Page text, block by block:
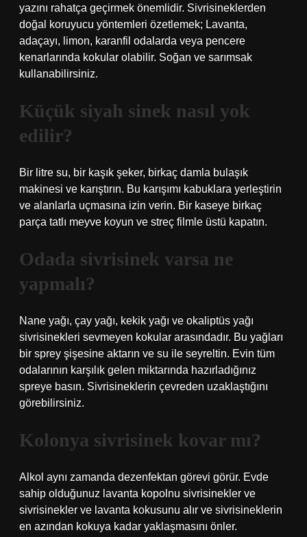
yazını rahatça geçirmek önemlidir. Sivrisineklerden
doğal koruyucu yöntemleri özetlemek; Lavanta,
adaçayı, limon, karanfil odalarda veya pencere
kenarlarında kokular olabilir. Soğan ve sarımsak
kullanabilirsiniz.
Küçük siyah sinek nasıl yok
edilir?
Bir litre su, bir kaşık şeker, birkaç damla bulaşık
makinesi ve karıştırın. Bu karışımı kabuklara yerleştirin
ve alanlarla uçmasına izin verin. Bir kaseye birkaç
parça tatlı meyve koyun ve streç filmle üstü kapatın.
Odada sivrisinek varsa ne
yapmalı?
Nane yağı, çay yağı, kekik yağı ve okaliptüs yağı
sivrisinekleri sevmeyen kokular arasındadır. Bu yağları
bir sprey şişesine aktarın ve su ile seyreltin. Evin tüm
odalarının karşılık gelen miktarında hazırladığınız
spreye basın. Sivrisineklerin çevreden uzaklaştığını
görebilirsiniz.
Kolonya sivrisinek kovar mı?
Alkol aynı zamanda dezenfektan görevi görür. Evde
sahip olduğunuz lavanta kopolnu sivrisinekler ve
sivrisinekler ve lavanta kokusunu alır ve sivrisineklerin
en azından kokuya kadar yaklaşmasını önler.